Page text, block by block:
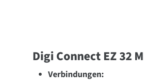
Digi Connect EZ 32
Verbindungen: